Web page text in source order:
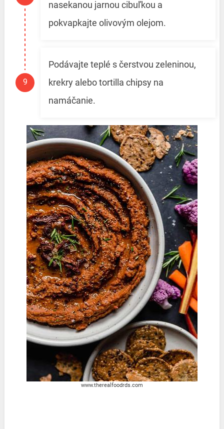
nasekanou jarnou cibuľkou a
pokvapkajte olivovým olejom.
Podávajte teplé s čerstvou zeleninou,
krekry alebo tortilla chipsy na
namáčanie.
www.therealfoodrds.com